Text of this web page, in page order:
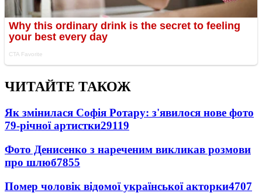
ЧИТАЙТЕ ТАКОЖ
Як змінилася Софія Ротару: з'явилося нове фото
79-річної артистки29119
Фото Денисенко з нареченим викликав розмови
про шлюб7855
Помер чоловік відомої української акторки4707